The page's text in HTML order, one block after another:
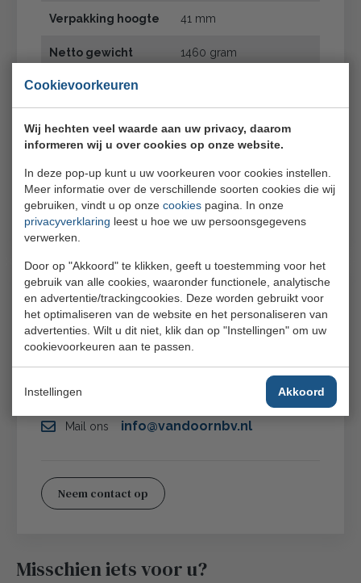
Cookievoorkeuren
Wij hechten veel waarde aan uw privacy, daarom
informeren wij u over cookies op onze website.
In deze pop-up kunt u uw voorkeuren voor cookies instellen.
Meer informatie over de verschillende soorten cookies die wij
gebruiken, vindt u op onze cookies pagina. In onze
privacyverklaring leest u hoe we uw persoonsgegevens
verwerken.
Door op "Akkoord" te klikken, geeft u toestemming voor het
gebruik van alle cookies, waaronder functionele, analytische
en advertentie/trackingcookies. Deze worden gebruikt voor
het optimaliseren van de website en het personaliseren van
advertenties. Wilt u dit niet, klik dan op "Instellingen" om uw
cookievoorkeuren aan te passen.
Instellingen Akkoord
Verpakking hoogte 41 mm
Netto gewicht 1460 gram
Merk
Hoofdmateriaal Porselein
Geschikt voor
Magnetron, Salamander,
Vaatwasmachine
Heeft u nog vragen
(0)10 466 32 20
Mail ons info@vandoornbv.nl
Neem contact op
Misschien iets voor u?